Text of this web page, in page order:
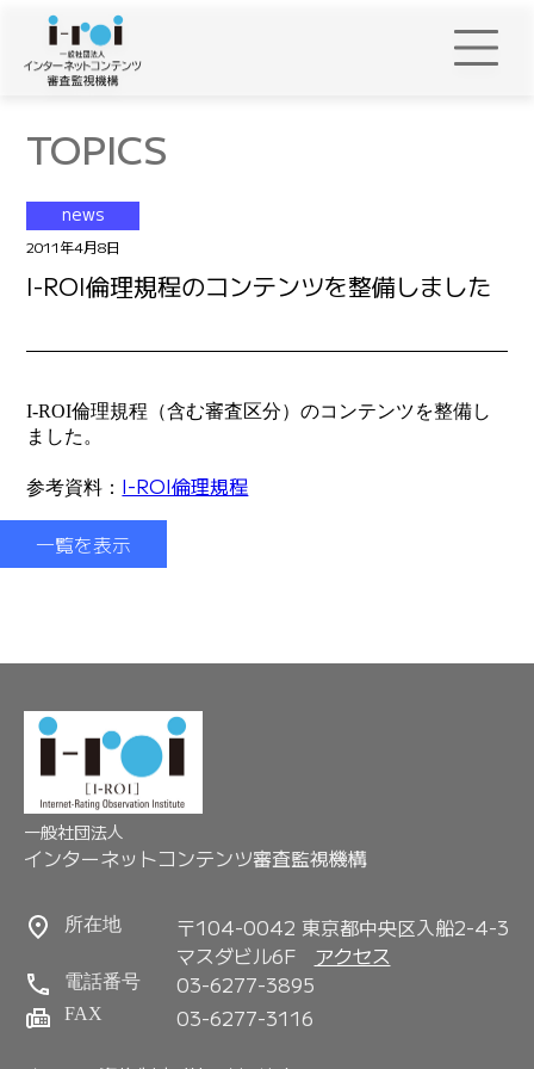
TOPICS
news
2011年4月8日
I-ROI倫理規程のコンテンツを整備しました
I-ROI倫理規程（含む審査区分）のコンテンツを整備し
ました。
参考資料： I-ROI倫理規程
一覧を表示
一般社団法人
インターネットコンテンツ審査監視機構
所在地
〒104-0042 東京都中央区入船2-4-3
マスダビル6F アクセス
電話番号 03-6277-3895
FAX
03-6277-3116